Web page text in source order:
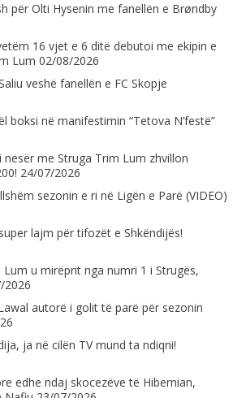
për Olti Hysenin me fanellën e Brøndby
16 vjet e 6 ditë debutoi me ekipin e
Lum 02/08/2026
veshë fanellën e FC Skopje
boksi në manifestimin “Tetova N’festë”
nesër me Struga Trim Lum zhvillon
24/07/2026
sezonin e ri në Ligën e Parë (VIDEO)
lajm për tifozët e Shkëndijës!
Lum u mirëprit nga numri 1 i Strugës,
2026
autorë i golit të parë për sezonin
ja në cilën TV mund ta ndiqni!
edhe ndaj skocezëve të Hibernian,